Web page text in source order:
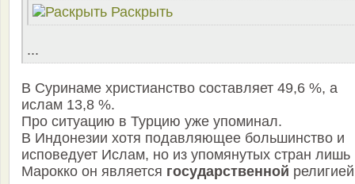
Раскрыть
...
В Суринаме христианство составляет 49,6 %, а
ислам 13,8 %.
Про ситуацию в Турцию уже упоминал.
В Индонезии хотя подавляющее большинство и
исповедует Ислам, но из упомянутых стран лишь
Марокко он является государственной